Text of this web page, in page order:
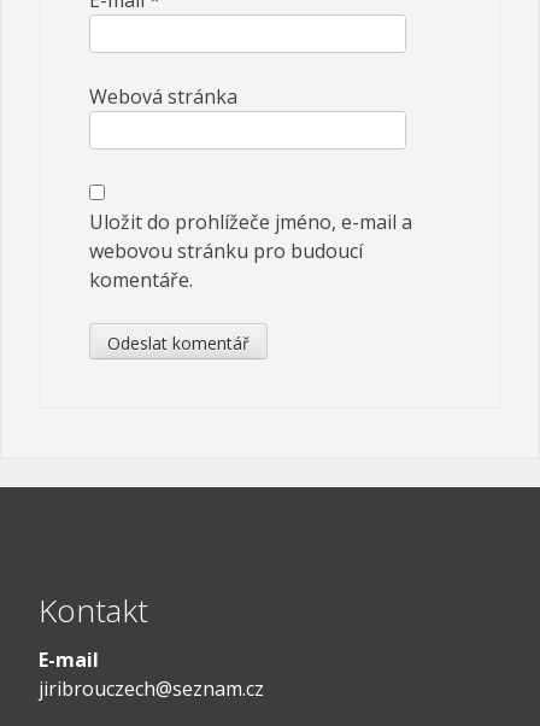
Webová stránka
Uložit do prohlížeče jméno, e-mail a
webovou stránku pro budoucí
komentáře.
Kontakt
E-mail
jiribrouczech@seznam.cz